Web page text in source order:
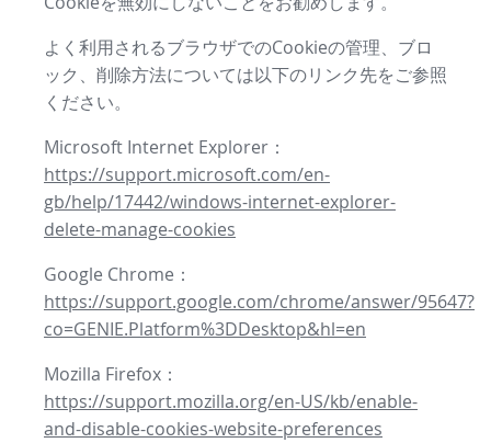
よく利用されるブラウザでのCookieの管理、ブロ
ック、削除方法については以下のリンク先をご参照
ください。
Microsoft Internet Explorer：
https://support.microsoft.com/en-
gb/help/17442/windows-internet-explorer-
delete-manage-cookies
Google Chrome：
https://support.google.com/chrome/answer/95647?
co=GENIE.Platform%3DDesktop&hl=en
Mozilla Firefox：
https://support.mozilla.org/en-US/kb/enable-
and-disable-cookies-website-preferences